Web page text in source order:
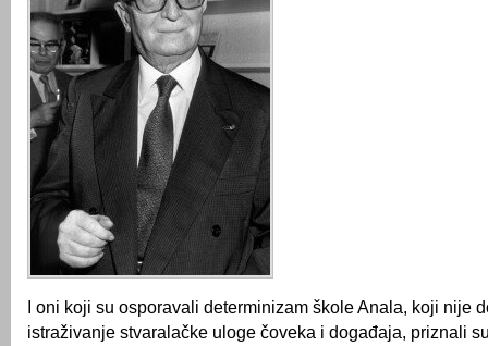
I oni koji su osporavali determinizam škole Anala, koji nije
istraživanje stvaralačke uloge čoveka i događaja, priznali